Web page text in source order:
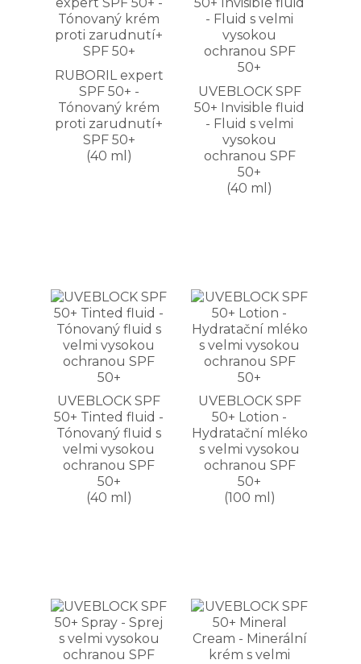
RUBORIL expert
SPF 50+ -
Tónovaný krém
proti zarudnutí+
SPF 50+
(40 ml)
UVEBLOCK SPF
50+ Invisible fluid
- Fluid s velmi
vysokou
ochranou SPF
50+
(40 ml)
UVEBLOCK SPF
50+ Tinted fluid -
Tónovaný fluid s
velmi vysokou
ochranou SPF
50+
(40 ml)
UVEBLOCK SPF
50+ Lotion -
Hydratační mléko
s velmi vysokou
ochranou SPF
50+
(100 ml)